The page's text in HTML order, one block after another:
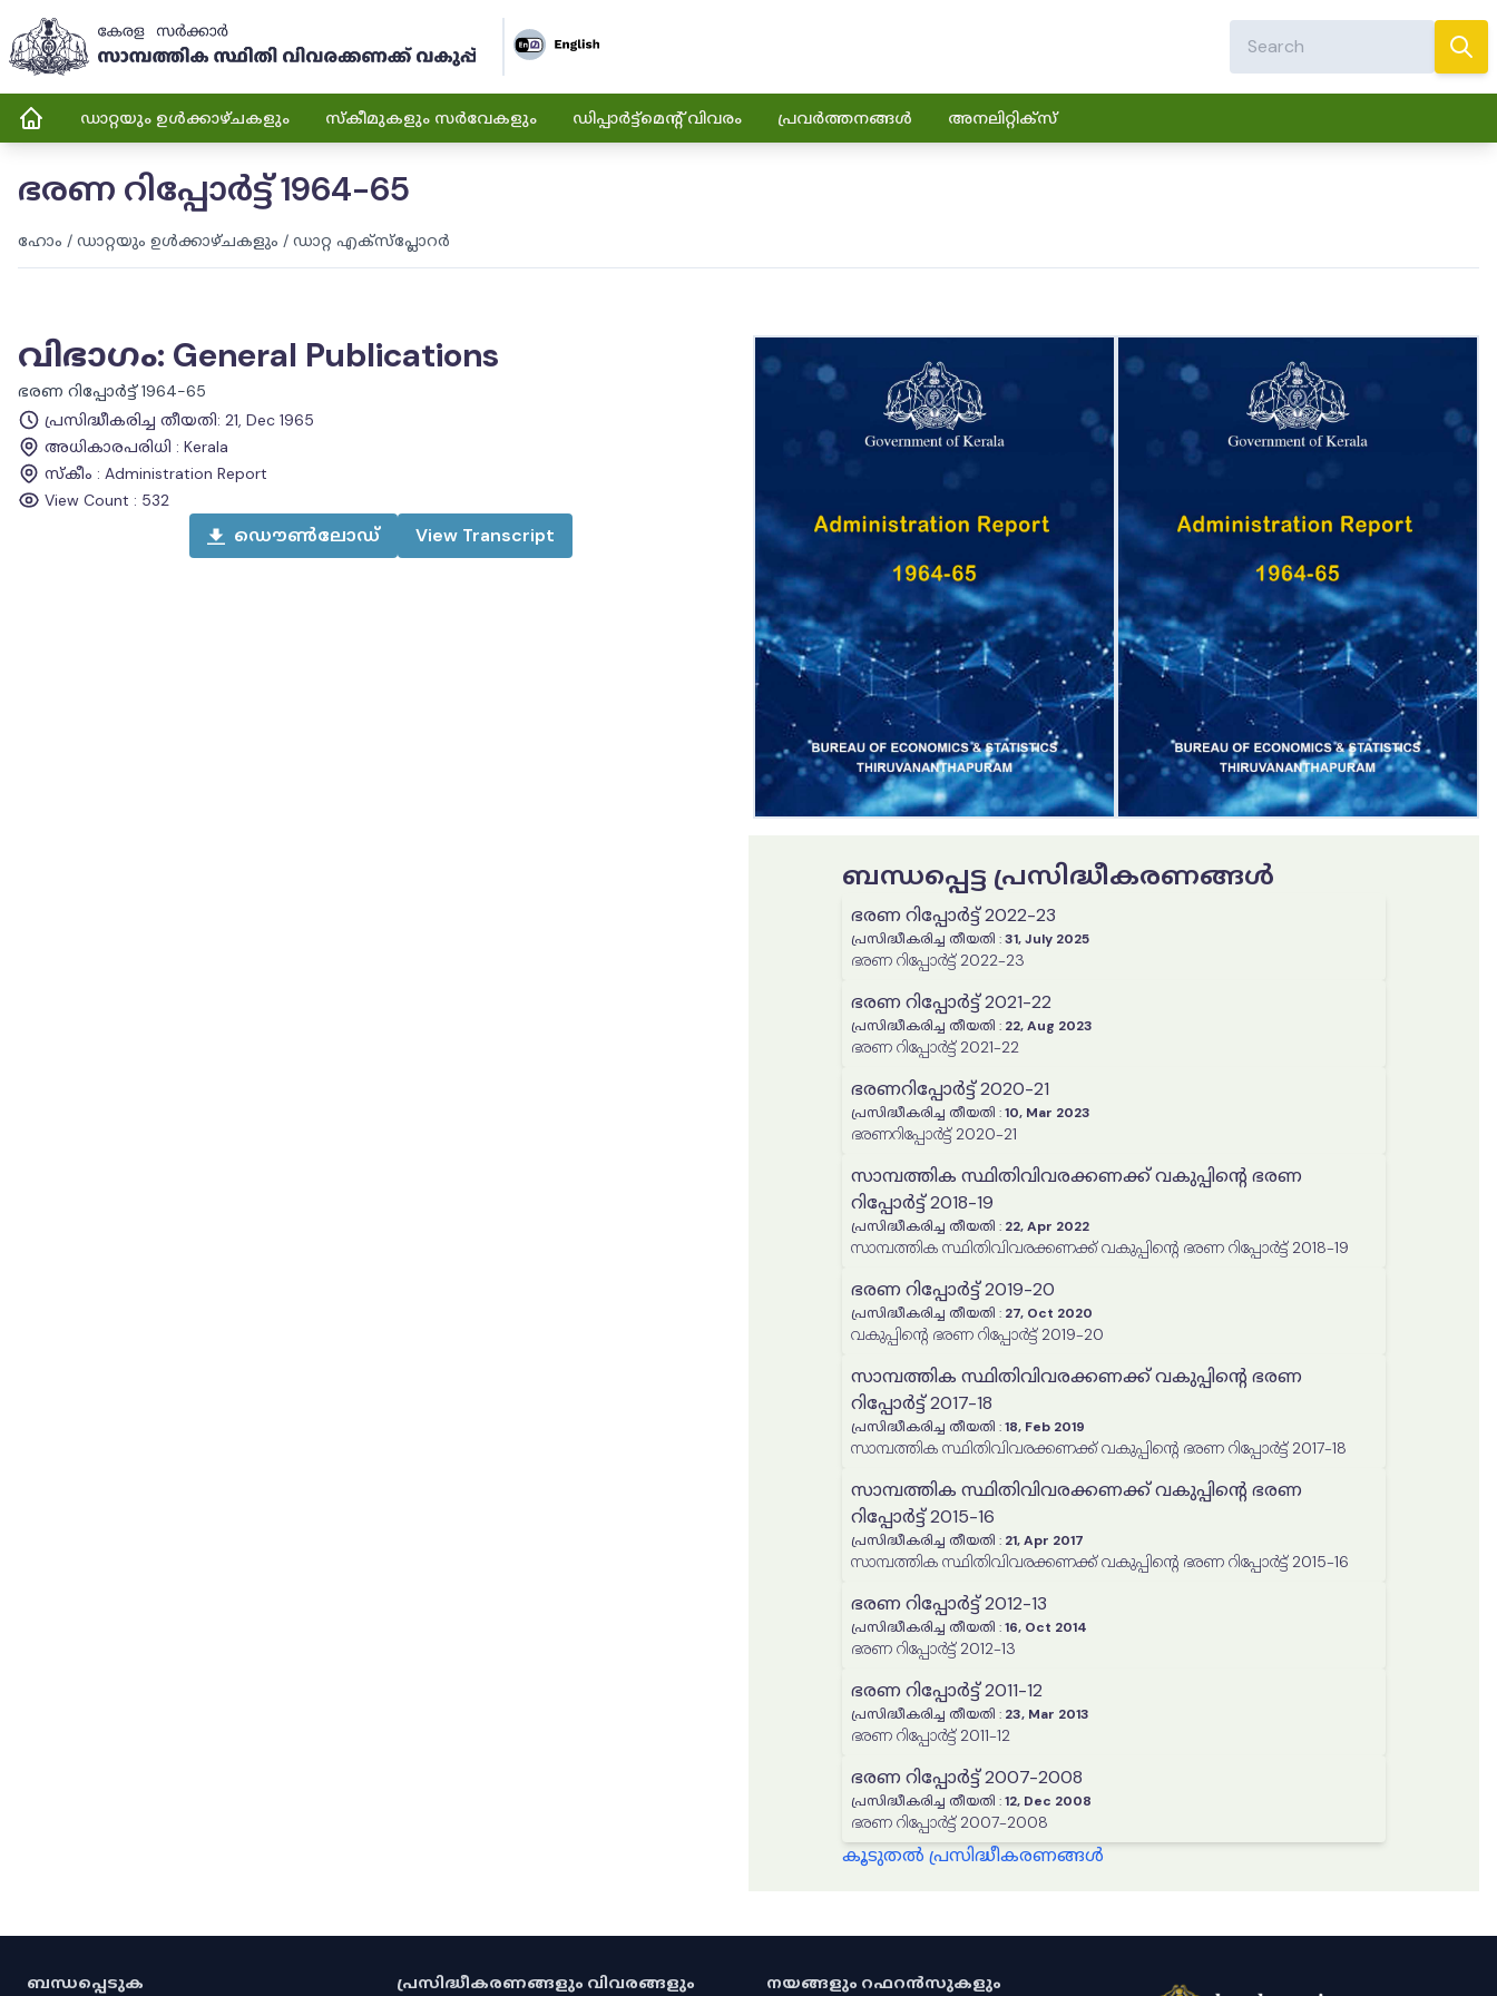
ഡാറ്റയും ഉൾക്കാഴ്ചകളും സ്കീമുകളും സർവേകളും ഡിപ്പാർട്ട്മെന്റ് വിവരം പ്രവർത്തനങ്ങൾ അനലിറ്റിക്സ്
ഭരണ റിപ്പോർട്ട് 1964-65
ഹോം / ഡാറ്റയും ഉൾക്കാഴ്ചകളും / ഡാറ്റ എക്സ്പ്ലോറർ
വിഭാഗം: General Publications
ഭരണ റിപ്പോർട്ട് 1964-65
പ്രസിദ്ധീകരിച്ച തീയതി: 21, Dec 1965
അധികാരപരിധി : Kerala
സ്കീം : Administration Report
View Count : 532
ഡൌൺലോഡ് View Transcript
ബന്ധപ്പെട്ട പ്രസിദ്ധീകരണങ്ങൾ
ഭരണ റിപ്പോർട്ട് 2022-23
പ്രസിദ്ധീകരിച്ച തീയതി :31, July 2025
ഭരണ റിപ്പോർട്ട് 2022-23
ഭരണ റിപ്പോർട്ട് 2021-22
പ്രസിദ്ധീകരിച്ച തീയതി : 22, Aug 2023
ഭരണ റിപ്പോർട്ട് 2021-22
ഭരണറിപ്പോർട്ട് 2020-21
പ്രസിദ്ധീകരിച്ച തീയതി :10, Mar 2023
ഭരണറിപ്പോർട്ട് 2020-21
സാമ്പത്തിക സ്ഥിതിവിവരക്കണക്ക് വകുപ്പിന്റെ ഭരണ
റിപ്പോർട്ട് 2018-19
പ്രസിദ്ധീകരിച്ച തീയതി : 22, Apr 2022
സാമ്പത്തിക സ്ഥിതിവിവരക്കണക്ക് വകുപ്പിന്റെ ഭരണ റിപ്പോർട്ട് 2018-19
ഭരണ റിപ്പോർട്ട് 2019-20
പ്രസിദ്ധീകരിച്ച തീയതി : 27, Oct 2020
വകുപ്പിന്റെ ഭരണ റിപ്പോർട്ട് 2019-20
സാമ്പത്തിക സ്ഥിതിവിവരക്കണക്ക് വകുപ്പിന്റെ ഭരണ
റിപ്പോർട്ട് 2017-18
പ്രസിദ്ധീകരിച്ച തീയതി :18, Feb 2019
സാമ്പത്തിക സ്ഥിതിവിവരക്കണക്ക് വകുപ്പിന്റെ ഭരണ റിപ്പോർട്ട് 2017-18
സാമ്പത്തിക സ്ഥിതിവിവരക്കണക്ക് വകുപ്പിന്റെ ഭരണ
റിപ്പോർട്ട് 2015-16
പ്രസിദ്ധീകരിച്ച തീയതി : 21, Apr 2017
സാമ്പത്തിക സ്ഥിതിവിവരക്കണക്ക് വകുപ്പിന്റെ ഭരണ റിപ്പോർട്ട് 2015-16
ഭരണ റിപ്പോർട്ട് 2012-13
പ്രസിദ്ധീകരിച്ച തീയതി :16, Oct 2014
ഭരണ റിപ്പോർട്ട് 2012-13
ഭരണ റിപ്പോർട്ട് 2011-12
പ്രസിദ്ധീകരിച്ച തീയതി : 23, Mar 2013
ഭരണ റിപ്പോർട്ട് 2011-12
ഭരണ റിപ്പോർട്ട് 2007-2008
പ്രസിദ്ധീകരിച്ച തീയതി :12, Dec 2008
ഭരണ റിപ്പോർട്ട് 2007-2008
കൂടുതൽ പ്രസിദ്ധീകരണങ്ങൾ
ബന്ധപ്പെടുക
പ്രസിദ്ധീകരണങ്ങളും വിവരങ്ങളും
നയങ്ങളും റഫറൻസുകളും